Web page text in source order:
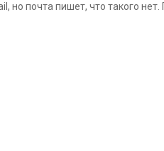
но почта пишет, что такого